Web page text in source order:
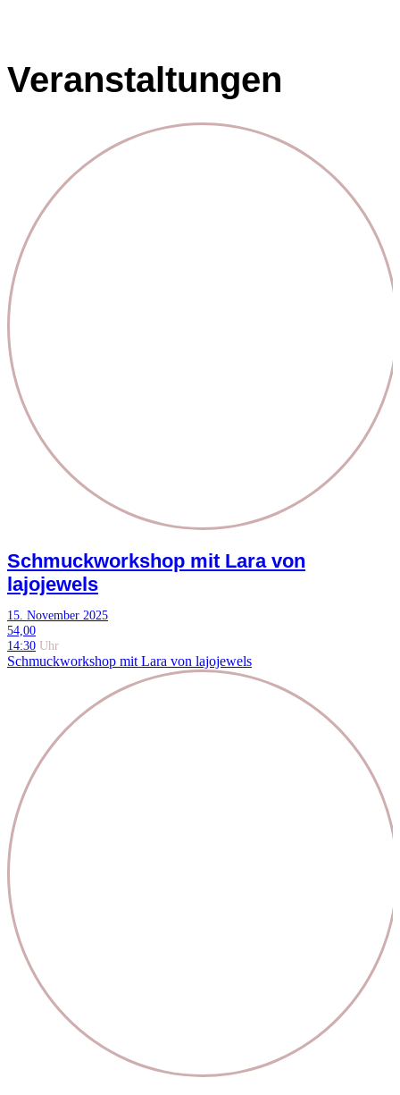
Veranstaltungen
Schmuckworkshop mit Lara von
lajojewels
15. November 2025
54,00
14:30 Uhr
Schmuckworkshop mit Lara von lajojewels